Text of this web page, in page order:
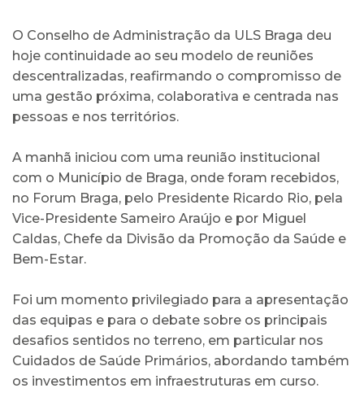
O Conselho de Administração da ULS Braga deu
hoje continuidade ao seu modelo de reuniões
descentralizadas, reafirmando o compromisso de
uma gestão próxima, colaborativa e centrada nas
pessoas e nos territórios.
A manhã iniciou com uma reunião institucional
com o Município de Braga, onde foram recebidos,
no Forum Braga, pelo Presidente Ricardo Rio, pela
Vice-Presidente Sameiro Araújo e por Miguel
Caldas, Chefe da Divisão da Promoção da Saúde e
Bem-Estar.
Foi um momento privilegiado para a apresentação
das equipas e para o debate sobre os principais
desafios sentidos no terreno, em particular nos
Cuidados de Saúde Primários, abordando também
os investimentos em infraestruturas em curso.